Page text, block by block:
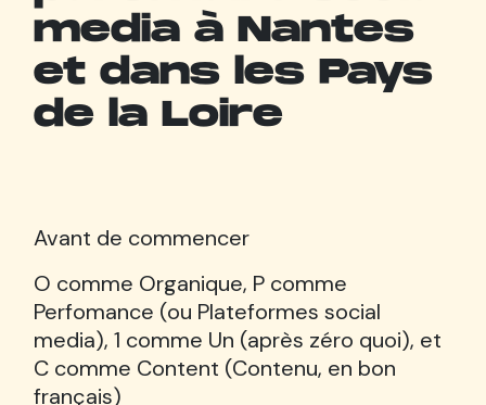
media à Nantes
et dans les Pays
de la Loire
Avant de commencer
O comme Organique, P comme
Perfomance (ou Plateformes social
media), 1 comme Un (après zéro quoi), et
C comme Content (Contenu, en bon
français)